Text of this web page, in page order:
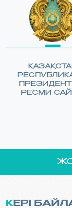
РЕСМИ
КЕРІ